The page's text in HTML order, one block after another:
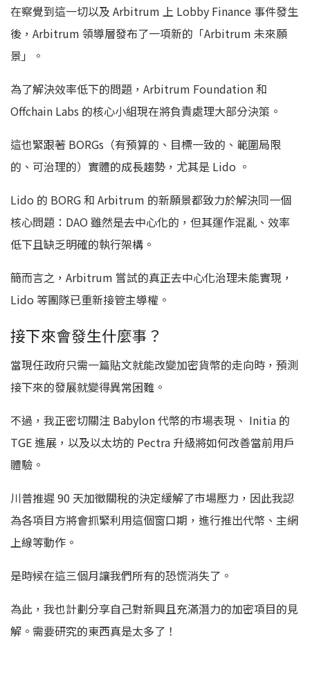
在察覺到這一切以及 Arbitrum 上 Lobby Finance 事件發生
後，Arbitrum 領導層發布了一項新的「Arbitrum 未來願
景」。
為了解決效率低下的問題，Arbitrum Foundation 和
Offchain Labs 的核心小組現在將負責處理大部分決策。
這也緊跟著 BORGs（有預算的、目標一致的、範圍局限
的、可治理的）實體的成長趨勢，尤其是 Lido 。
Lido 的 BORG 和 Arbitrum 的新願景都致力於解決同一個
核心問題：DAO 雖然是去中心化的，但其運作混亂、效率
低下且缺乏明確的執行架構。
簡而言之，Arbitrum 嘗試的真正去中心化治理未能實現，
Lido 等團隊已重新接管主導權。
接下來會發生什麼事？
當現任政府只需一篇貼文就能改變加密貨幣的走向時，預測
接下來的發展就變得異常困難。
不過，我正密切關注 Babylon 代幣的市場表現、 Initia 的
TGE 進展，以及以太坊的 Pectra 升級將如何改善當前用戶
體驗。
川普推遲 90 天加徵關稅的決定緩解了市場壓力，因此我認
為各項目方將會抓緊利用這個窗口期，進行推出代幣、主網
上線等動作。
是時候在這三個月讓我們所有的恐慌消失了。
為此，我也計劃分享自己對新興且充滿潛力的加密項目的見
解。需要研究的東西真是太多了！